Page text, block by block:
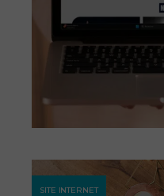
SITE INTERNET